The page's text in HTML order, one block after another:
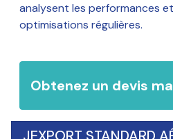
analysent les performances
optimisations régulières.
Obtenez un devis